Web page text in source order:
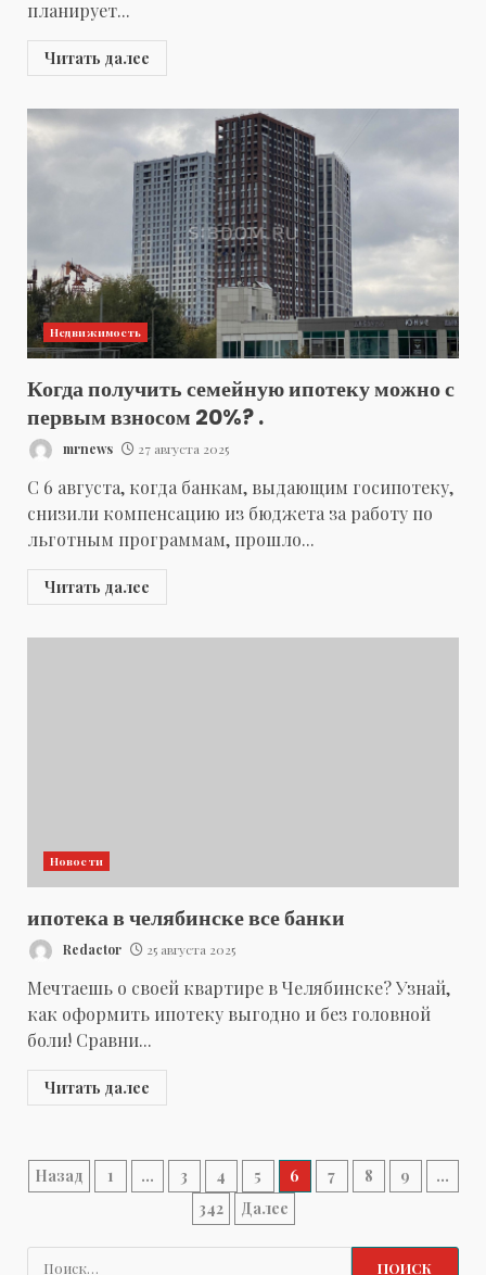
планирует...
Читать далее
Недвижимость
Когда получить семейную ипотеку можно с
первым взносом 20%? .
mrnews 27 августа 2025
С 6 августа, когда банкам, выдающим госипотеку,
снизили компенсацию из бюджета за работу по
льготным программам, прошло...
Читать далее
Новости
ипотека в челябинске все банки
Redactor 25 августа 2025
Мечтаешь о своей квартире в Челябинске? Узнай,
как оформить ипотеку выгодно и без головной
боли! Сравни...
Читать далее
Пагинация
Назад 1 … 3 4 5 6 7 8 9
…
342
Далее